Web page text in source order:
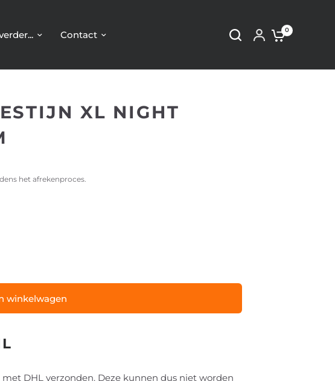
Contact 0
XL NIGHT
het afrekenproces.
winkelwagen
DHL verzonden. Deze kunnen dus niet worden